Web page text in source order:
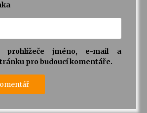
prohlížeče jméno, e-mail a
pro budoucí komentáře.